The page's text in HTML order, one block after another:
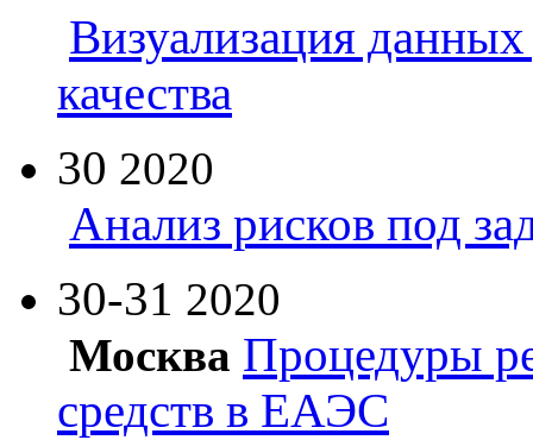
Визуализация
качества
30 2020
Анализ рисков под
30-31 2020
Москва Процедуры
средств в ЕАЭС